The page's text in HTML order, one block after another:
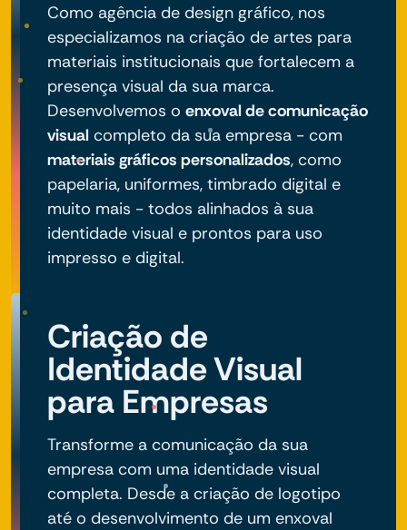
Como agência de design gráfico, nos
especializamos na criação de artes para
materiais institucionais que fortalecem a
presença visual da sua marca.
Desenvolvemos o enxoval de comunicação
visual completo da sua empresa - com
materiais gráficos personalizados, como
papelaria, uniformes, timbrado digital e
muito mais - todos alinhados à sua
identidade visual e prontos para uso
impresso e digital.
Criação de
Identidade Visual
para Empresas
Transforme a comunicação da sua
empresa com uma identidade visual
completa. Desde a criação de logotipo
até o desenvolvimento de um enxoval